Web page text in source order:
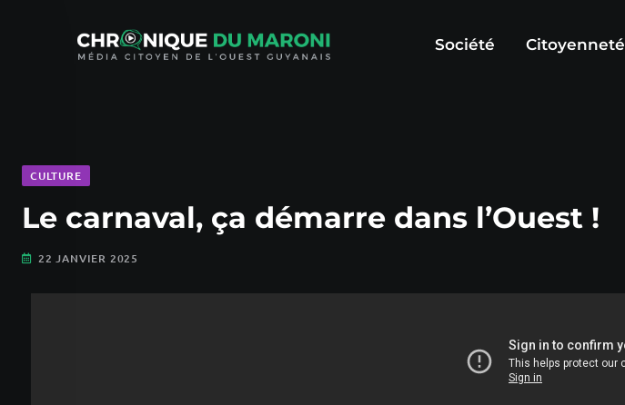
Société Citoyenneté
CULTURE
Le carnaval, ça démarre dans l’Ouest !
22 JANVIER 2025